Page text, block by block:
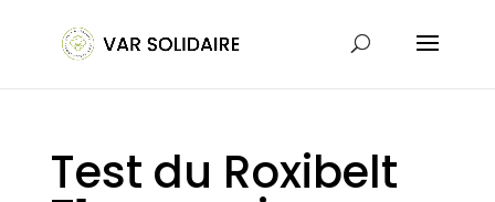
Test du Roxibelt